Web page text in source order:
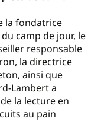
la fondatrice
camp de jour, le
responsable
la directrice
ainsi que
Lambert a
la lecture en
au pain